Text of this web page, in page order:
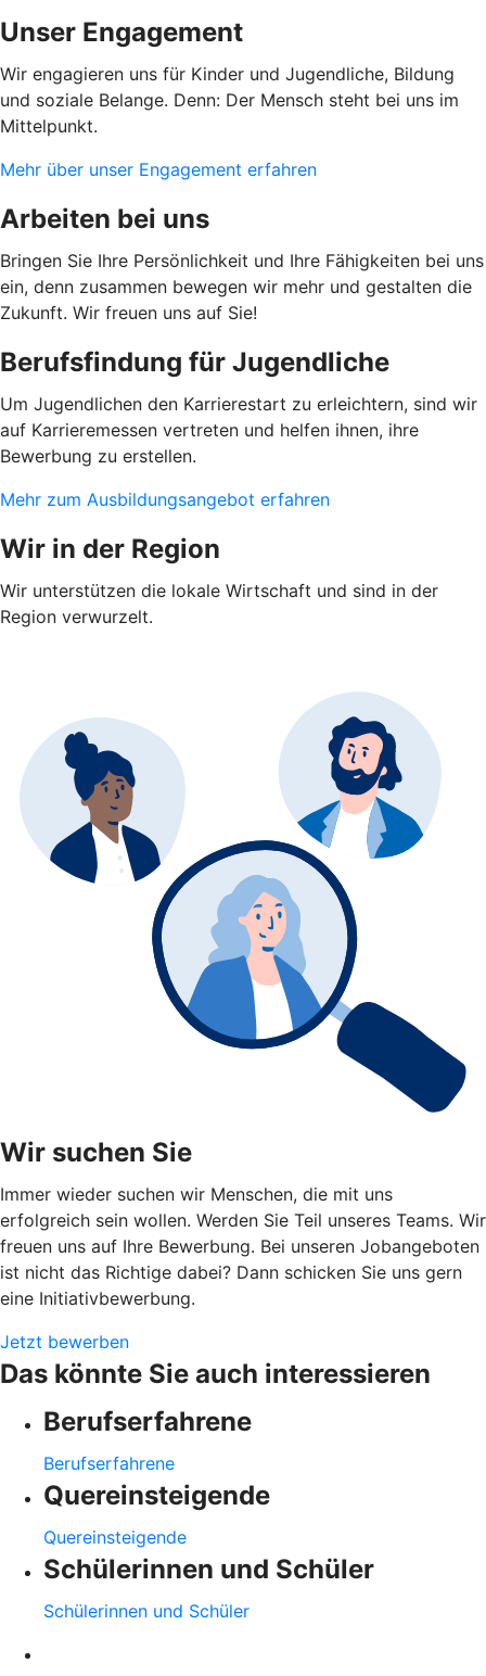
Unser Engagement
Wir engagieren uns für Kinder und Jugendliche, Bildung
und soziale Belange. Denn: Der Mensch steht bei uns im
Mittelpunkt.
Mehr über unser Engagement erfahren
Arbeiten bei uns
Bringen Sie Ihre Persönlichkeit und Ihre Fähigkeiten bei uns
ein, denn zusammen bewegen wir mehr und gestalten die
Zukunft. Wir freuen uns auf Sie!
Berufsfindung für Jugendliche
Um Jugendlichen den Karrierestart zu erleichtern, sind wir
auf Karrieremessen vertreten und helfen ihnen, ihre
Bewerbung zu erstellen.
Mehr zum Ausbildungsangebot erfahren
Wir in der Region
Wir unterstützen die lokale Wirtschaft und sind in der
Region verwurzelt.
Wir suchen Sie
Immer wieder suchen wir Menschen, die mit uns
erfolgreich sein wollen. Werden Sie Teil unseres Teams. Wir
freuen uns auf Ihre Bewerbung. Bei unseren Jobangeboten
ist nicht das Richtige dabei? Dann schicken Sie uns gern
eine Initiativbewerbung.
Jetzt bewerben
Das könnte Sie auch interessieren
Berufserfahrene
Berufserfahrene
Quereinsteigende
Quereinsteigende
Schülerinnen und Schüler
Schülerinnen und Schüler